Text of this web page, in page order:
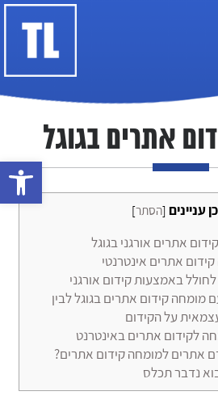
פתח
אתרים בגוגל
עניינים [הסתר]
אתרים אורגני בגוגל
אתרים אינטרנטי
באמצעות קידום אורגני
מומחה קידום אתרים בגוגל לבין
על הקידום
לקידום אתרים באינטרנט
אתרים למומחה קידום אתרים?
נדבר תכלס